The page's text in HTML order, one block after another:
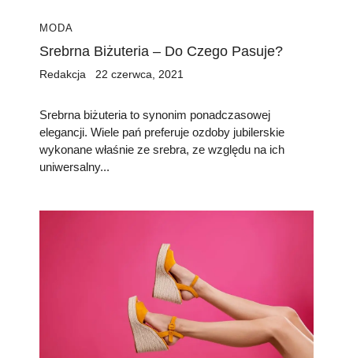
MODA
Srebrna Biżuteria – Do Czego Pasuje?
Redakcja 22 czerwca, 2021
Srebrna biżuteria to synonim ponadczasowej
elegancji. Wiele pań preferuje ozdoby jubilerskie
wykonane właśnie ze srebra, ze względu na ich
uniwersalny...